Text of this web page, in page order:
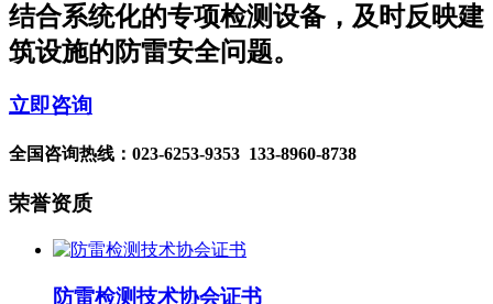
结合系统化的专项检测设备，及时反映建
筑设施的防雷安全问题。
立即咨询
全国咨询热线： 023-6253-9353 133-8960-8738
荣誉资质
防雷检测技术协会证书